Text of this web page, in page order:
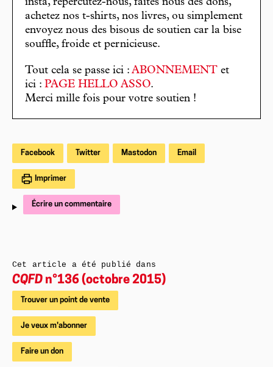
insta, répercutez-nous, faites nous des dons,
achetez nos t-shirts, nos livres, ou simplement
envoyez nous des bisous de soutien car la bise
souffle, froide et pernicieuse.
Tout cela se passe ici : ABONNEMENT et
ici : PAGE HELLO ASSO.
Merci mille fois pour votre soutien !
Facebook Twitter Mastodon Email
Imprimer
Écrire un commentaire
Cet article a été publié dans
CQFD n°136 (octobre 2015)
Trouver un point de vente
Je veux m'abonner
Faire un don